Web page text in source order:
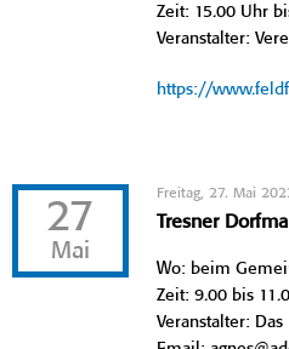
Zeit: 15.00 Uhr
Veranstalter:
https://
27
Mai
Freitag, 27. Mai
Tresner
Wo: beim
Zeit: 9.00 bis
Veranstalter: